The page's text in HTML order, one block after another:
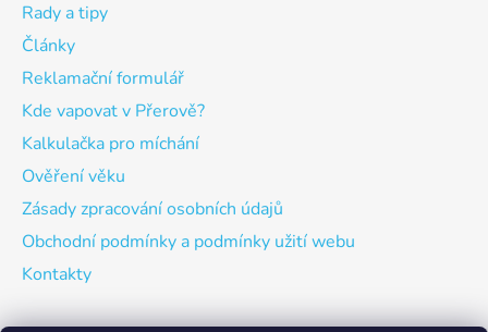
Rady a tipy
Články
Reklamační formulář
Kde vapovat v Přerově?
Kalkulačka pro míchání
Ověření věku
Zásady zpracování osobních údajů
Obchodní podmínky a podmínky užití webu
Kontakty